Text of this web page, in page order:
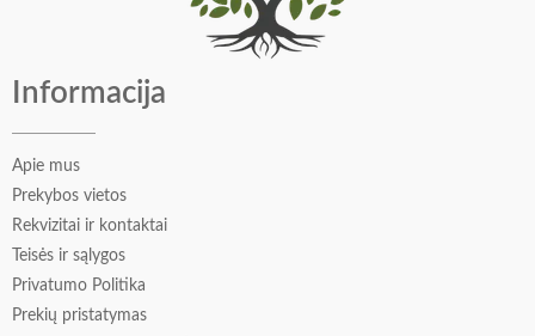
Informacija
Apie mus
Prekybos vietos
Rekvizitai ir kontaktai
Teisės ir sąlygos
Privatumo Politika
Prekių pristatymas